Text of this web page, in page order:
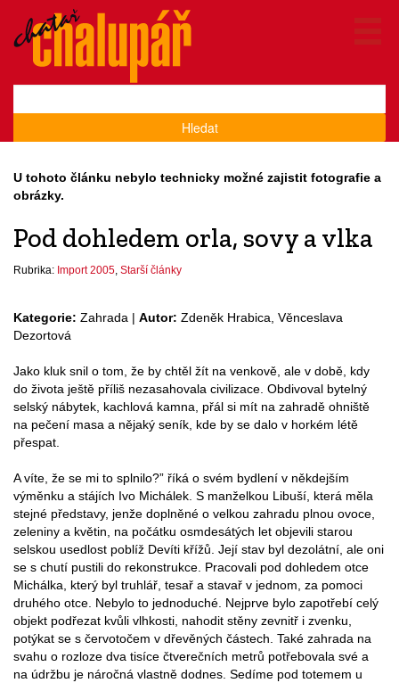
Hledat
U tohoto článku nebylo technicky možné zajistit fotografie a
obrázky.
Pod dohledem orla, sovy a vlka
Rubrika: Import 2005 Starší články
Kategorie: Zahrada | Autor: Zdeněk Hrabica, Věnceslava
Dezortová
Jako kluk snil o tom, že by chtěl žít na venkově, ale v době, kdy
do života ještě příliš nezasahovala civilizace. Obdivoval bytelný
selský nábytek, kachlová kamna, přál si mít na zahradě ohniště
na pečení masa a nějaký seník, kde by se dalo v horkém létě
přespat.
A víte, že se mi to splnilo?” říká o svém bydlení v někdejším
výměnku a stájích Ivo Michálek. S manželkou Libuší, která měla
stejné představy, jenže doplněné o velkou zahradu plnou ovoce,
zeleniny a květin, na počátku osmdesátých let objevili starou
selskou usedlost poblíž Devíti křížů. Její stav byl dezolátní, ale oni
se s chutí pustili do rekonstrukce. Pracovali pod dohledem otce
Michálka, který byl truhlář, tesař a stavař v jednom, za pomoci
druhého otce. Nebylo to jednoduché. Nejprve bylo zapotřebí celý
objekt podřezat kvůli vlhkosti, nahodit stěny zevnitř i zvenku,
potýkat se s červotočem v dřevěných částech. Také zahrada na
svahu o rozloze dva tisíce čtverečních metrů potřebovala své a
na údržbu je náročná vlastně dodnes. Sedíme pod totemem u